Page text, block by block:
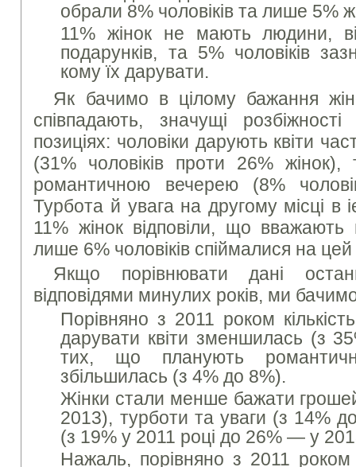
обрали 8% чоловіків та лише 5%
11% жінок не мають людини,
подарунків, та 5% чоловіків
кому їх дарувати.
Як бачимо в цілому бажання
співпадають, значущі
позиціях: чоловіки дарують квіти
(31% чоловіків проти 26%
романтичною вечерею (8%
Турбота й увага на другому місці в
11% жінок відповіли, що
лише 6% чоловіків спіймалися на цей
Якщо порівнювати дані
відповідями минулих років, ми
Порівняно з 2011 роком
дарувати квіти зменшилась (з
тих, що планують
збільшилась (з 4% до 8%).
Жінки стали менше бажати
2013), турботи та уваги (з 14%
(з 19% у 2011 році до 26% — у
Нажаль, порівняно з 2011 роком